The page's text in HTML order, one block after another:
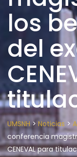
los
del
UMSNH> Noticias >
conferencia
CENEVAL para